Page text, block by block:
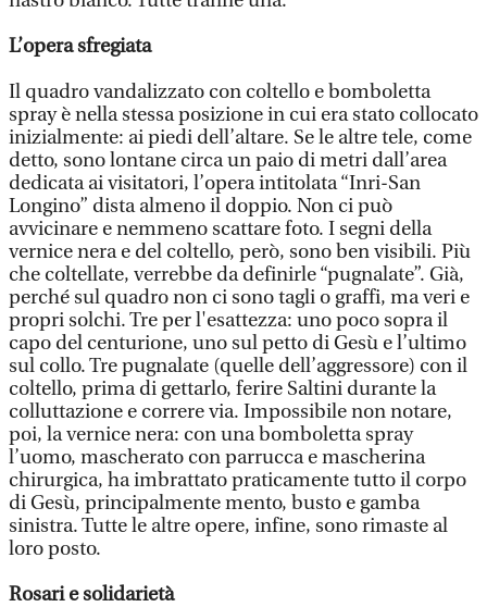
L’opera sfregiata
Il quadro vandalizzato con coltello e bomboletta
spray è nella stessa posizione in cui era stato collocato
inizialmente: ai piedi dell’altare. Se le altre tele, come
detto, sono lontane circa un paio di metri dall’area
dedicata ai visitatori, l’opera intitolata “Inri-San
Longino” dista almeno il doppio. Non ci può
avvicinare e nemmeno scattare foto. I segni della
vernice nera e del coltello, però, sono ben visibili. Più
che coltellate, verrebbe da definirle “pugnalate”. Già,
perché sul quadro non ci sono tagli o graffi, ma veri e
propri solchi. Tre per l'esattezza: uno poco sopra il
capo del centurione, uno sul petto di Gesù e l’ultimo
sul collo. Tre pugnalate (quelle dell’aggressore) con il
coltello, prima di gettarlo, ferire Saltini durante la
colluttazione e correre via. Impossibile non notare,
poi, la vernice nera: con una bomboletta spray
l’uomo, mascherato con parrucca e mascherina
chirurgica, ha imbrattato praticamente tutto il corpo
di Gesù, principalmente mento, busto e gamba
sinistra. Tutte le altre opere, infine, sono rimaste al
loro posto.
Rosari e solidarietà